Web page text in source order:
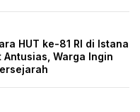
HUT ke-81 RI di Istana
Warga Ingin